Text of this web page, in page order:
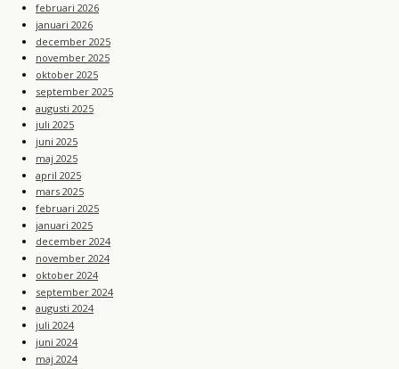
februari 2026
januari 2026
december 2025
november 2025
oktober 2025
september 2025
augusti 2025
juli 2025
juni 2025
maj 2025
april 2025
mars 2025
februari 2025
januari 2025
december 2024
november 2024
oktober 2024
september 2024
augusti 2024
juli 2024
juni 2024
maj 2024